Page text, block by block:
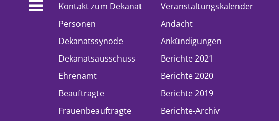
Kontakt zum Dekanat
Personen
Dekanatssynode
Dekanatsausschuss
Ehrenamt
Beauftragte
Frauenbeauftragte
Veranstaltungskalender
Andacht
Ankündigungen
Berichte 2021
Berichte 2020
Berichte 2019
Berichte-Archiv